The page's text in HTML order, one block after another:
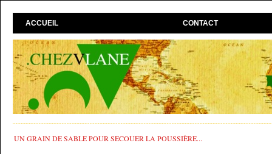
ACCUEIL CONTACT
UN GRAIN DE SABLE POUR SECOUER LA POUSSIÈRE...